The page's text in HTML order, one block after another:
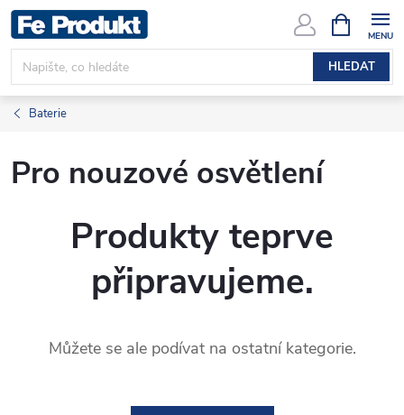
Přejít
na
obsah
HLEDAT
NÁKUPNÍ
KOŠÍK
Baterie
Pro nouzové osvětlení
Produkty teprve
připravujeme.
Můžete se ale podívat na ostatní kategorie.